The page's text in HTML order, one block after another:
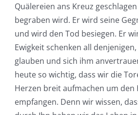
Quälereien ans Kreuz
begraben wird. Er wird seine
und wird den Tod besiegen. Er
Ewigkeit schenken all
glauben und sich ihm
heute so wichtig, dass wir die
Herzen breit aufmachen um den
empfangen. Denn wir wissen,